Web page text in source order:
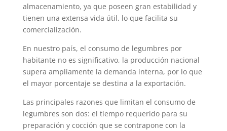
almacenamiento, ya que poseen gran estabilidad y
tienen una extensa vida útil, lo que facilita su
comercialización.
En nuestro país, el consumo de legumbres por
habitante no es significativo, la producción nacional
supera ampliamente la demanda interna, por lo que
el mayor porcentaje se destina a la exportación.
Las principales razones que limitan el consumo de
legumbres son dos: el tiempo requerido para su
preparación y cocción que se contrapone con la